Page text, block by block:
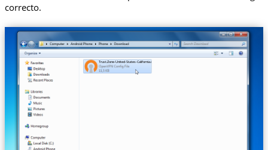
correcto.
Trust.Zone-United-States-California.ovpn